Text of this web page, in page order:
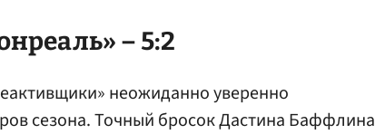
– 5:2
неожиданно уверенно
сезона. Точный бросок Дастина Баффлина